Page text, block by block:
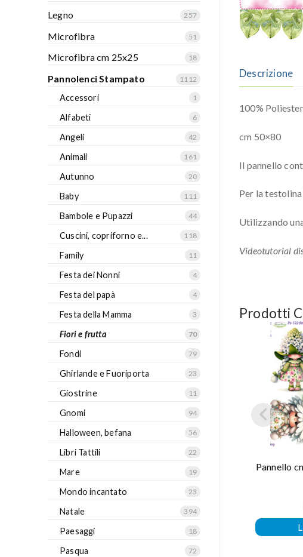
Descrizione
100%
cm 50×80
Il pannello
Per la
Utilizzando
Videotutorial
Prodotti
Pannello
Legno 257
Microfibra 51
Microfibra cm 25x25 18
Pannolenci Stampato 1112
Accessori 1
Alfabeti 6
Angeli 42
Animali 161
Autunno 20
Baby 111
Bambole e Pupazzi 44
Cuscini, copriforno e... 118
Family 11
Festa dei Nonni 4
Festa del papà 4
Festa della Mamma 3
Fiori e frutta 70
Fondi 79
Ghirlande e Fuoriporta 23
Giostrine 11
Gnomi 94
Halloween, befana 56
Libri Tattili 22
Mare 19
Mondo incantato 23
Natale 394
Paesaggi 18
Pasqua 72